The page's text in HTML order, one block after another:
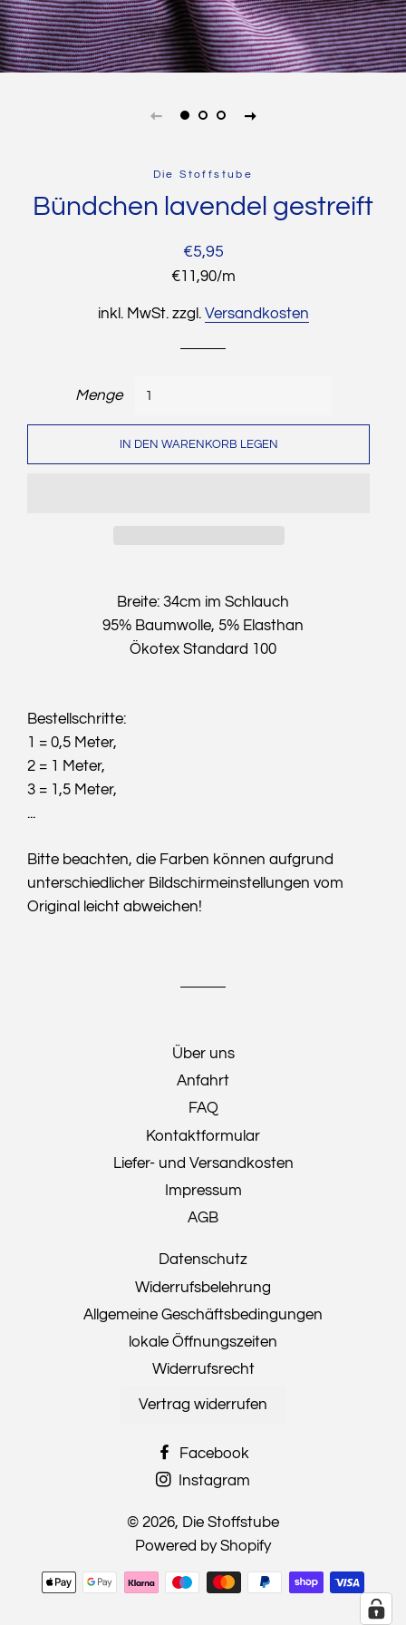
Die Stoffstube
Bündchen lavendel gestreift
Normaler
Preis
Sonderpreis
€5,95
Stückpreis
€11,90/pro
m
inkl. MwSt. zzgl. Versandkosten
Menge
IN DEN WARENKORB LEGEN
Breite: 34cm im Schlauch
95% Baumwolle, 5% Elasthan
Ökotex Standard 100
Bestellschritte:
1 = 0,5 Meter,
2 = 1 Meter,
3 = 1,5 Meter,
...
Bitte beachten, die Farben können aufgrund
unterschiedlicher Bildschirmeinstellungen vom
Original leicht abweichen!
Über uns
Anfahrt
FAQ
Kontaktformular
Liefer- und Versandkosten
Impressum
AGB
Datenschutz
Widerrufsbelehrung
Allgemeine Geschäftsbedingungen
lokale Öffnungszeiten
Widerrufsrecht
Vertrag widerrufen
Facebook
Instagram
© 2026, Die Stoffstube
Powered by Shopify
Zahlungsmethoden